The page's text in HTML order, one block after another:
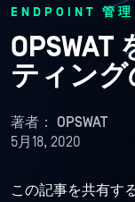
ENDPOINT 管理
ティン
著者： OPSWAT
5月18, 2020
この記事を共有す